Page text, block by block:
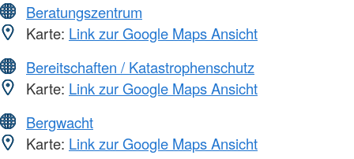
Beratungszentrum
Karte: Link zur Google Maps Ansicht
Bereitschaften / Katastrophenschutz
Karte: Link zur Google Maps Ansicht
Bergwacht
Karte: Link zur Google Maps Ansicht